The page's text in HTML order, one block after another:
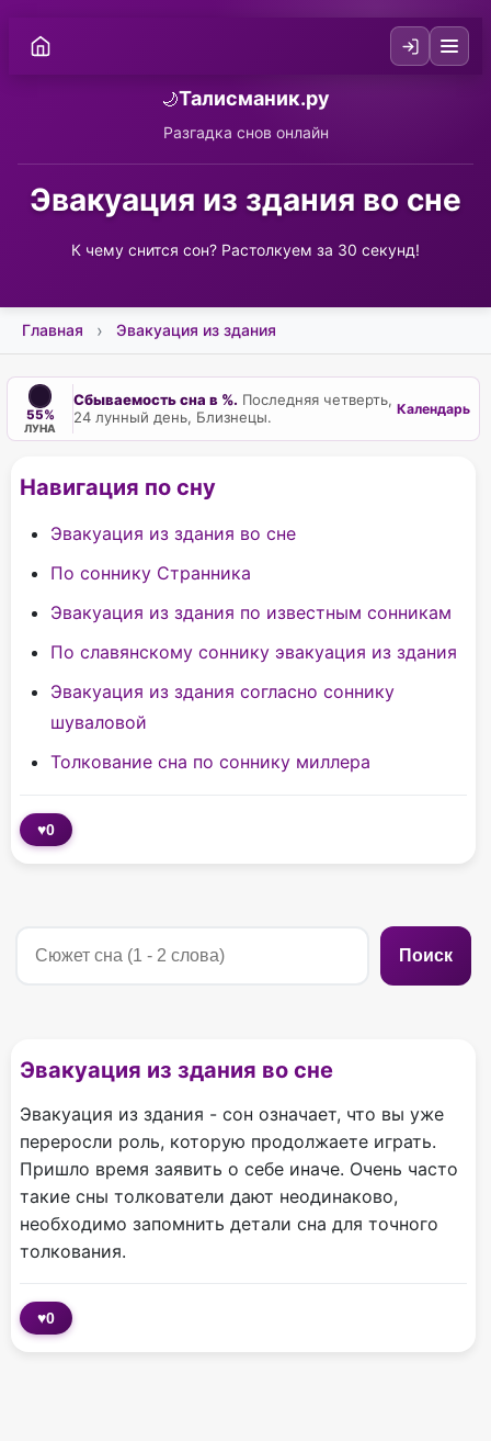
🌙Талисманик.ру
Разгадка снов онлайн
Эвакуация из здания во сне
К чему снится сон? Растолкуем за 30 секунд!
Главная Эвакуация из здания
55%
ЛУНА
Сбываемость сна в %. Последняя четверть,
24 лунный день, Близнецы.
Календарь
Навигация по сну
Эвакуация из здания во сне
По соннику Странника
Эвакуация из здания по известным сонникам
По славянскому соннику эвакуация из здания
Эвакуация из здания согласно соннику
шуваловой
Толкование сна по соннику миллера
♥0
Поиск
Эвакуация из здания во сне
Эвакуация из здания - сон означает, что вы уже
переросли роль, которую продолжаете играть.
Пришло время заявить о себе иначе. Очень часто
такие сны толкователи дают неодинаково,
необходимо запомнить детали сна для точного
толкования.
♥0